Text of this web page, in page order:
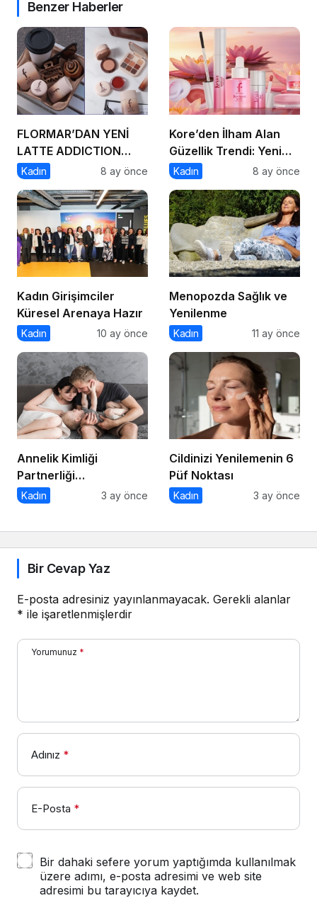
Benzer Haberler
FLORMAR’DAN YENİ
LATTE ADDICTION
KOLEKSİYONU:
tonlarıyla makyaj
rutinine doğal bir
sıcaklık kat!
Kadın 8 ay önce
Kore’den İlham Alan
Güzellik Trendi: Yeni
Flormar K-Spirit
Kadın 8 ay önce
Kadın Girişimciler
Küresel Arenaya Hazır
Kadın 10 ay önce
Menopozda Sağlık ve
Yenilenme
Kadın 11 ay önce
Annelik Kimliği
Partnerliği
Gölgelemesin
Kadın 3 ay önce
Cildinizi Yenilemenin 6
Püf Noktası
Kadın 3 ay önce
Bir Cevap Yaz
E-posta adresiniz yayınlanmayacak. Gerekli alanlar
* ile işaretlenmişlerdir
Yorumunuz *
Adınız *
E-Posta *
Bir dahaki sefere yorum yaptığımda kullanılmak
üzere adımı, e-posta adresimi ve web site
adresimi bu tarayıcıya kaydet.